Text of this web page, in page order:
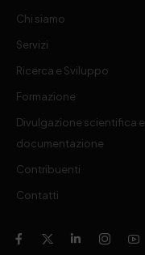
Chi siamo
Servizi
Ricerca e Sviluppo
Formazione
Divulgazione scientifica e
documentazione
Contribuenti
Contatti